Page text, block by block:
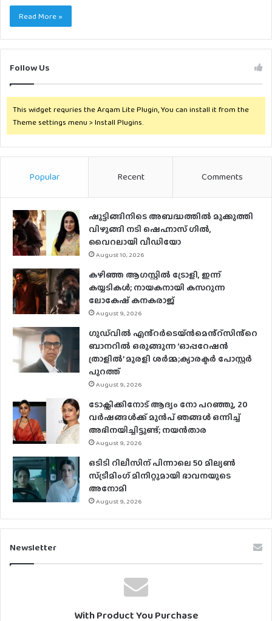
Read More »
Follow Us
This widget requries the Arqam Lite Plugin, You can install it from the
Theme settings menu > Install Plugins.
Popular Recent Comments
ഷൂട്ടിങ്ങിനിടെ അബദ്ധത്തില്‍ മൂക്കുത്തി
വിഴുങ്ങി നടി ഷെഹ്നാസ് ഗില്‍,
വൈറലായി വീഡിയോ
August 10, 2026
കഴിഞ്ഞ ആഗസ്റ്റിൽ ട്രോളി, ഇന്ന്
കയ്യടികൾ; നായകനായി കസറുന്ന
ലോകേഷ് കനകരാജ്
August 9, 2026
ഗുഡ്‌വിൽ എൻ്റർടെയ്ൻമെൻ്റ്സിൻ്റെ
ബാനറിൽ ഒരുങ്ങുന്ന ‘ഓപ്പറേഷൻ
ത്രാളിൽ’ മുരളി ശർമ്മ;ക്യാരക്ടർ പോസ്റ്റർ
പുറത്ത്
August 9, 2026
ടോക്സിക്കിനോട് ആദ്യം നോ പറഞ്ഞു, 20
വർഷങ്ങൾക്ക് മുൻപ് ഞങ്ങൾ ഒന്നിച്ച്
അഭിനയിച്ചിട്ടുണ്ട്; നയൻ‌താര
August 9, 2026
ഒടിടി റിലീസിന് പിന്നാലെ 50 മില്യൺ
സ്ട്രീമിം​ഗ് മിനിറ്റുമായി ഭാവനയുടെ
അനോമി
August 9, 2026
Newsletter
With Product You Purchase